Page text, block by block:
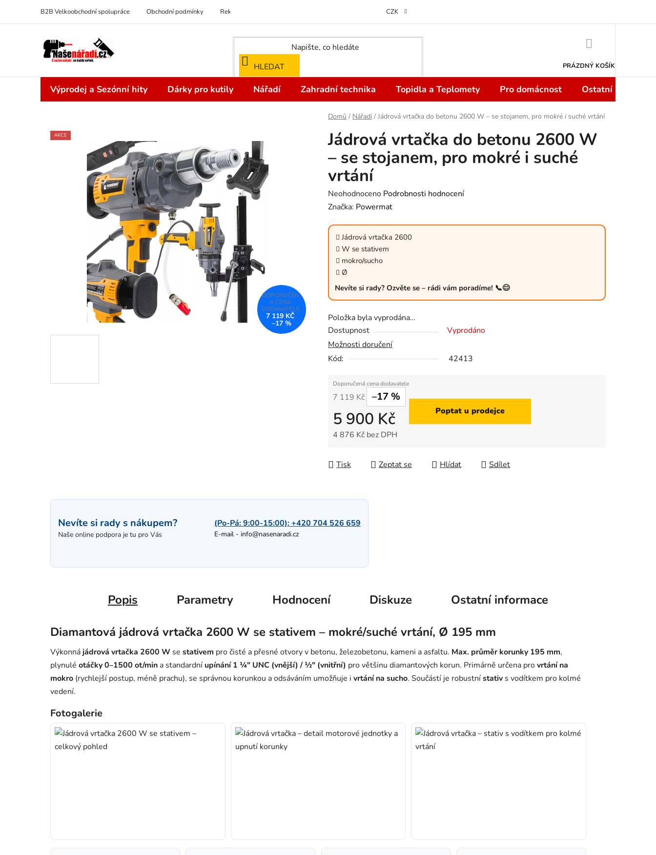
obsah
B2B Velkoobchodní spolupráce Obchodní podmínky Reklamace Odstoupení od kupní smlouvy do 14 dní
CZK
HLEDAT PRÁZDNÝ KOŠÍK
Výprodej a Sezónní hity Dárky pro kutily Nářadí Zahradní technika Topidla a Teplomety Pro domácnost Ostatní
Domů / Nářadí / Jádrová vrtačka do betonu 2600 W – se stojanem, pro mokré i suché vrtání
Jádrová vrtačka do betonu 2600 W
– se stojanem, pro mokré i suché
vrtání
Průměrné
hodnocení
je
0,0
hvězdiček.
Neohodnoceno Podrobnosti hodnocení
Značka: Powermat
Jádrová vrtačka 2600
W se stativem
mokro/sucho
Ø
Nevíte si rady? Ozvěte se – rádi vám poradíme! 📞😊
Položka byla vyprodána…
Dostupnost
Vyprodáno
Možnosti doručení
Kód:
42413
7 119 Kč –17 %
5 900 Kč
4 876 Kč bez DPH
Poptat u prodejce
Tisk Zeptat se Hlídat Sdílet
AKCE
7 119 KČ
–17 %
Nevíte si rady s nákupem?
Naše online podpora je tu pro Vás
(Po-Pá: 9:00-15:00):+420 704 526 659
E-mail - info@nasenaradi.cz
Popis Parametry Hodnocení Diskuze Ostatní informace
Diamantová jádrová vrtačka 2600 W se stativem – mokré/suché vrtání, Ø 195 mm
Výkonná jádrová vrtačka 2600 W se stativem pro čisté a přesné otvory v betonu, železobetonu, kameni a asfaltu. Max. průměr korunky 195 mm,
plynulé otáčky 0–1500 ot/min a standardní upínání 1 ¼" UNC (vnější) / ½" (vnitřní) pro většinu diamantových korun. Primárně určena provrtání na
mokro (rychlejší postup, méně prachu), se správnou korunkou a odsáváním umožňuje i vrtání na sucho. Součástí je robustnístativ s vodítkem pro kolmé
vedení.
Fotogalerie